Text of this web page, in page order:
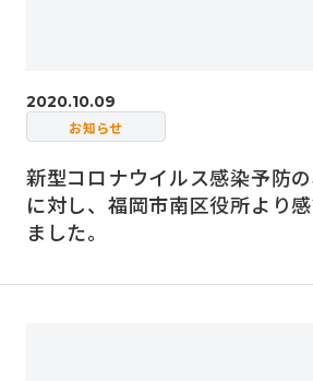
2020.10.09
お知らせ
新型コロナウイルス感染予防
に対し、福岡市南区役所より
ました。